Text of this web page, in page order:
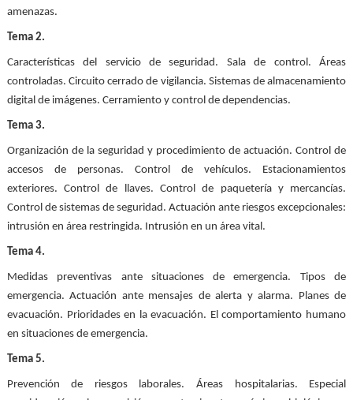
amenazas.
Tema 2.
Características del servicio de seguridad. Sala de control. Áreas
controladas. Circuito cerrado de vigilancia. Sistemas de almacenamiento
digital de imágenes. Cerramiento y control de dependencias.
Tema 3.
Organización de la seguridad y procedimiento de actuación. Control de
accesos de personas. Control de vehículos. Estacionamientos
exteriores. Control de llaves. Control de paquetería y mercancías.
Control de sistemas de seguridad. Actuación ante riesgos excepcionales:
intrusión en área restringida. Intrusión en un área vital.
Tema 4.
Medidas preventivas ante situaciones de emergencia. Tipos de
emergencia. Actuación ante mensajes de alerta y alarma. Planes de
evacuación. Prioridades en la evacuación. El comportamiento humano
en situaciones de emergencia.
Tema 5.
Prevención de riesgos laborales. Áreas hospitalarias. Especial